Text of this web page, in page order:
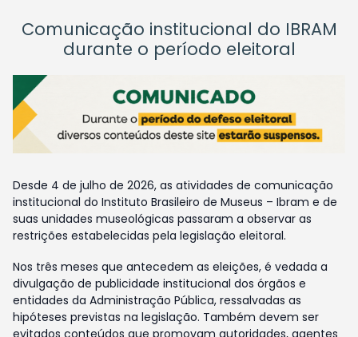
Comunicação institucional do IBRAM
durante o período eleitoral
Desde 4 de julho de 2026, as atividades de comunicação
institucional do Instituto Brasileiro de Museus – Ibram e de
suas unidades museológicas passaram a observar as
restrições estabelecidas pela legislação eleitoral.
Nos três meses que antecedem as eleições, é vedada a
divulgação de publicidade institucional dos órgãos e
entidades da Administração Pública, ressalvadas as
hipóteses previstas na legislação. Também devem ser